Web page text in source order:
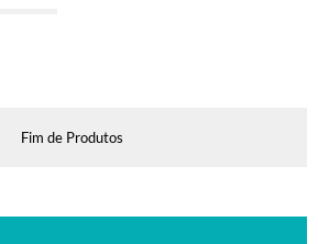
Fim de Produtos